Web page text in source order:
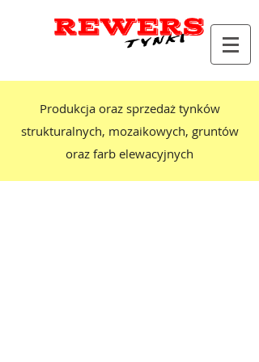
Produkcja oraz sprzedaż tynków
strukturalnych, mozaikowych, gruntów
oraz farb elewacyjnych